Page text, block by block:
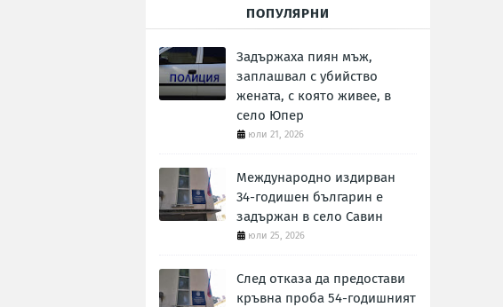
ПОПУЛЯРНИ
Задържаха пиян мъж,
заплашвал с убийство
жената, с която живее, в
село Юпер
юли 21, 2026
Международно издирван
34-годишен българин е
задържан в село Савин
юли 25, 2026
След отказа да предостави
кръвна проба 54-годишният